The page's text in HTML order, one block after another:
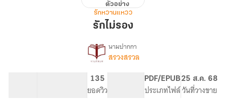
ตัวอย่าง
รักหวานแหวว
รักไม่รอง
เรื่อง
นามปากกา
สรวงสรวล
135
ยอดวิว
PDF/EPUB
ประเภทไฟล์
25 ส.ค. 68
วันที่วางขาย